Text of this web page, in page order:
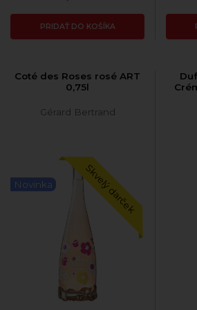
PRIDAŤ DO KOŠÍKA
Coté des Roses rosé ART
0,75l
Gérard Bertrand
Novinka Skvelý darček